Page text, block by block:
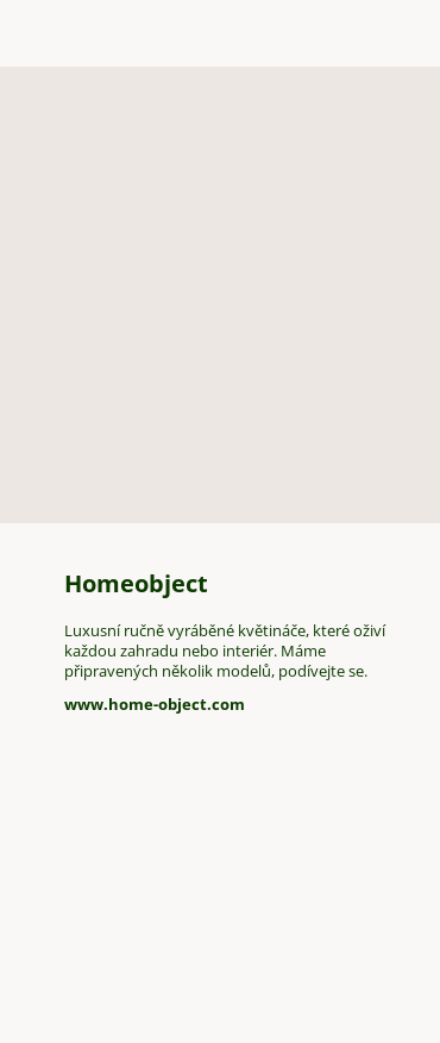
Homeobject
Luxusní ručně vyráběné květináče, které oživí
každou zahradu nebo interiér. Máme
připravených několik modelů, podívejte se.
www.home-object.com